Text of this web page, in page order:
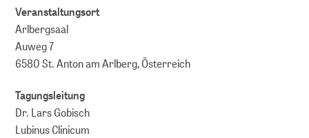
Veranstaltungsort
Arlbergsaal
Auweg 7
6580 St. Anton am Arlberg, Österreich
Tagungsleitung
Dr. Lars Gobisch
Lubinus Clinicum